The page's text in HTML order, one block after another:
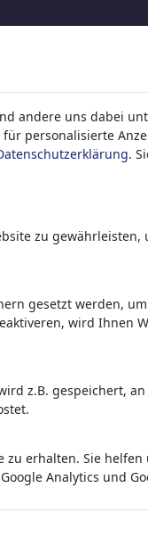
&
sofort
täglich
andere uns dabei
personalisierte
.
zu gewährleisten,
gesetzt werden,
wird Ihnen
z.B. gespeichert,
erhalten. Sie
Analytics und